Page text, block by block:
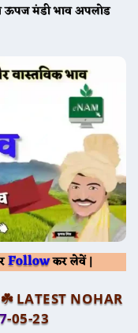
ऊपज मंडी भाव अपलोड
Followकर लेवें |
LATEST NOHAR
-05-23